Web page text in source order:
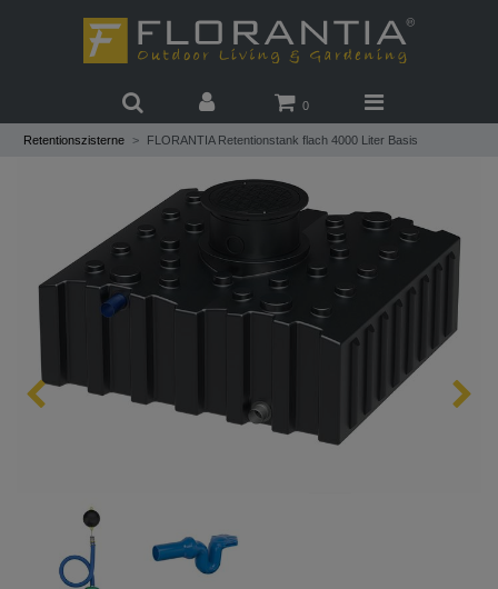
0
Retentionszisterne FLORANTIA Retentionstank flach 4000 Liter Basis